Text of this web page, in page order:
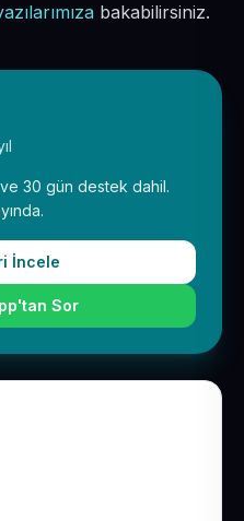
bakabilirsiniz.
ve 30 gün destek dahil.
İncele
Sor